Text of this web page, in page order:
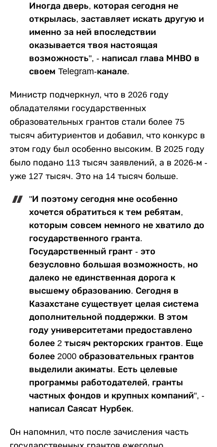
Иногда дверь, которая сегодня не
открылась, заставляет искать другую и
именно за ней впоследствии
оказывается твоя настоящая
возможность", - написал глава МНВО в
своем Telegram-канале.
Министр подчеркнул, что в 2026 году
обладателями государственных
образовательных грантов стали более 75
тысяч абитуриентов и добавил, что конкурс в
этом году был особенно высоким. В 2025 году
было подано 113 тысяч заявлений, а в 2026-м -
уже 127 тысяч. Это на 14 тысяч больше.
"И поэтому сегодня мне особенно
хочется обратиться к тем ребятам,
которым совсем немного не хватило до
государственного гранта.
Государственный грант - это
безусловно большая возможность, но
далеко не единственная дорога к
высшему образованию. Сегодня в
Казахстане существует целая система
дополнительной поддержки. В этом
году университетами предоставлено
более 2 тысяч ректорских грантов. Еще
более 2000 образовательных грантов
выделили акиматы. Есть целевые
программы работодателей, гранты
частных фондов и крупных компаний", -
написал Саясат Нурбек.
Он напомнил, что после зачисления часть